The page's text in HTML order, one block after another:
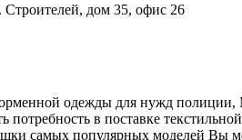
Строителей, дом 35, офис 26
одежды для нужд
потребность в поставке
самых популярных моделей Вы